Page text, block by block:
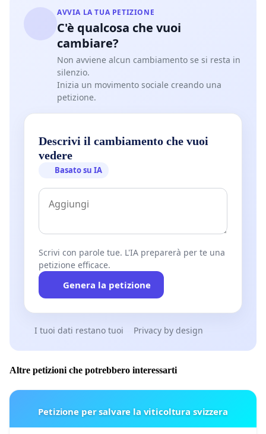
AVVIA LA TUA PETIZIONE
C'è qualcosa che vuoi
cambiare?
Non avviene alcun cambiamento se si resta in
silenzio.
Inizia un movimento sociale creando una
petizione.
Descrivi il cambiamento che vuoi
vedere
Basato su IA
Scrivi con parole tue. L'IA preparerà per te una
petizione efficace.
Genera la petizione
I tuoi dati restano tuoi Privacy by design
Altre petizioni che potrebbero interessarti
Petizione per salvare la viticoltura svizzera